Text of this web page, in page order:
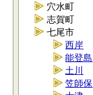
穴水町
志賀町
七尾市
西岸
能登島
土川
笠師保